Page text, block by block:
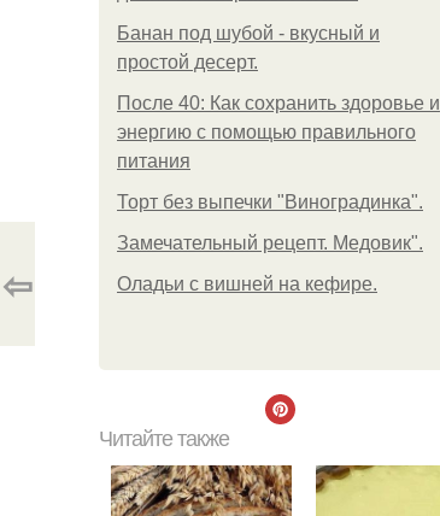
Банан под шубой - вкусный и
простой десерт.
После 40: Как сохранить здоровье и
энергию с помощью правильного
питания
Торт без выпечки "Виноградинка".
Замечательный рецепт. Медовик".
Оладьи с вишней на кефире.
⇦
Читайте также